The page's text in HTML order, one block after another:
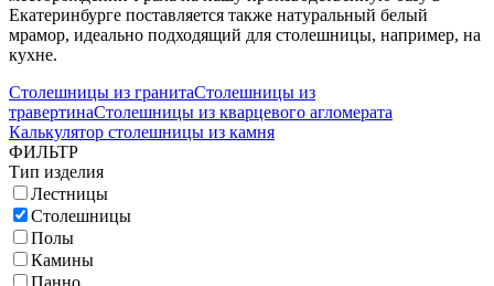
Екатеринбурге поставляется также натуральный белый
мрамор, идеально подходящий для столешницы, например, на
кухне.
Столешницы из гранитаСтолешницы из
травертинаСтолешницы из кварцевого агломерата
Калькулятор столешницы из камня
ФИЛЬТР
Тип изделия
Лестницы
Столешницы
Полы
Камины
Панно